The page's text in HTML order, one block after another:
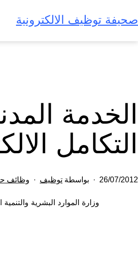
إلى
المحتوى
صحيفة توظيف الالكترونية
التكامل
تم
في
26/07/2012 بواسطة توظيف وظائف
وزارة الموارد البشرية